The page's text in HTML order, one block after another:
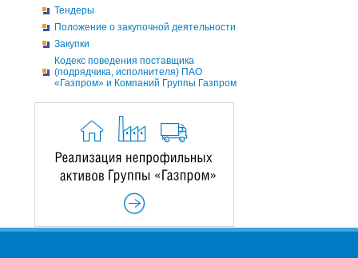
Тендеры
Положение о закупочной деятельности
Закупки
Кодекс поведения поставщика
(подрядчика, исполнителя) ПАО
«Газпром» и Компаний Группы Газпром